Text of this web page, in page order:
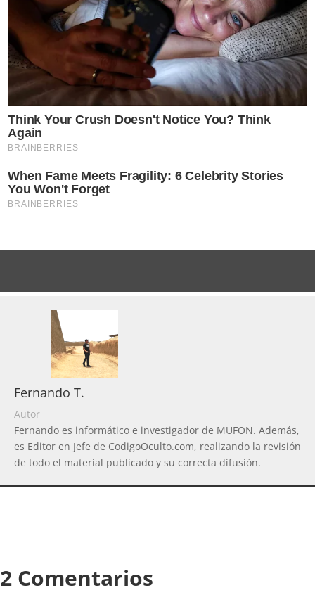
Fernando T.
Autor
Fernando es informático e investigador de MUFON. Además,
es Editor en Jefe de CodigoOculto.com, realizando la revisión
de todo el material publicado y su correcta difusión.
2 Comentarios